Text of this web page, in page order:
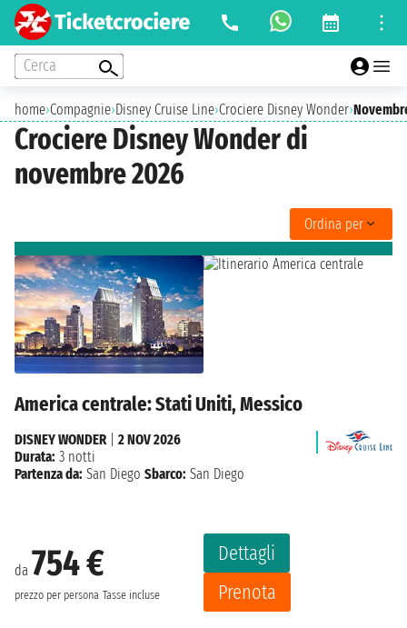
Cerca
home›Compagnie›Disney Cruise Line›Crociere Disney Wonder›
Crociere Disney Wonder di
novembre 2026
Ordina per
America centrale: Stati Uniti, Messico
da 754 €
prezzo per persona Tasse incluse
Dettagli
Prenota
DISNEY WONDER
2 NOV 2026
Durata: 3 notti
Partenza da: San Diego Sbarco: San Diego